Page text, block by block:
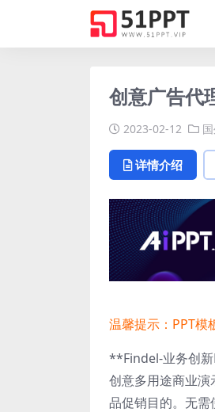
创意广告代
2023-02-12
详情介绍
温馨提示：PPT模
**Findel-业务创
创意多用途商业
品促销目的。无需